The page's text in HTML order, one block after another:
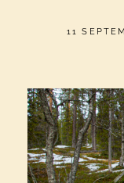
11